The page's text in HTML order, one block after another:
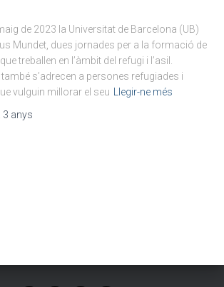
de 2023 la Universitat de Barcelona (UB)
Mundet, dues jornades per a la formació de
treballen en l’àmbit del refugi i l’asil.
s’adrecen a persones refugiades i
vulguin millorar el seu
Llegir-ne més
3 anys